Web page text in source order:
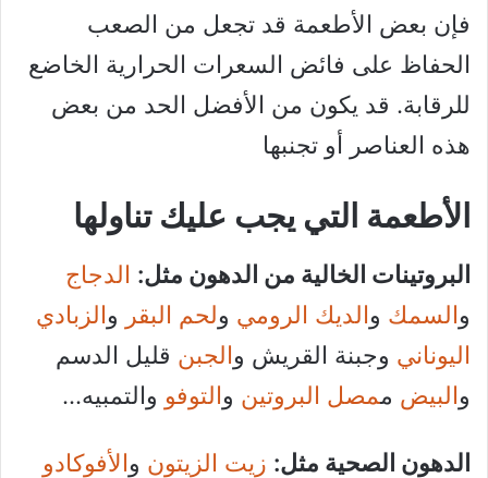
فإن بعض الأطعمة قد تجعل من الصعب
الحفاظ على فائض السعرات الحرارية الخاضع
للرقابة. قد يكون من الأفضل الحد من بعض
هذه العناصر أو تجنبها
الأطعمة التي يجب عليك تناولها
البروتينات الخالية من الدهون مثل: الدجاج
والسمك والديك الرومي ولحم البقر والزبادي
اليوناني وجبنة القريش والجبن قليل الدسم
والبيض ممصل البروتين والتوفو والتمبيه…
الدهون الصحية مثل: زيت الزيتون والأفوكادو